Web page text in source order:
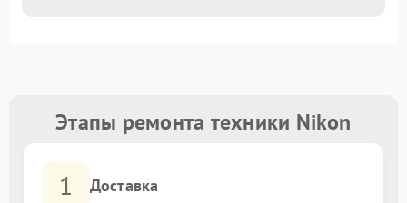
Этапы ремонта техники Nikon
1 Доставка